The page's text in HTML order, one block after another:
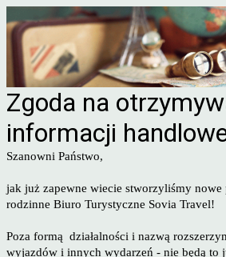
Zgoda na
informacji
Szanowni Państwo,
jak już zapewne wiecie stworzyliśmy nowe
rodzinne Biuro Turystyczne Sovia Travel!
Poza formą działalności i nazwą
wyjazdów i innych wydarzeń - nie będą to